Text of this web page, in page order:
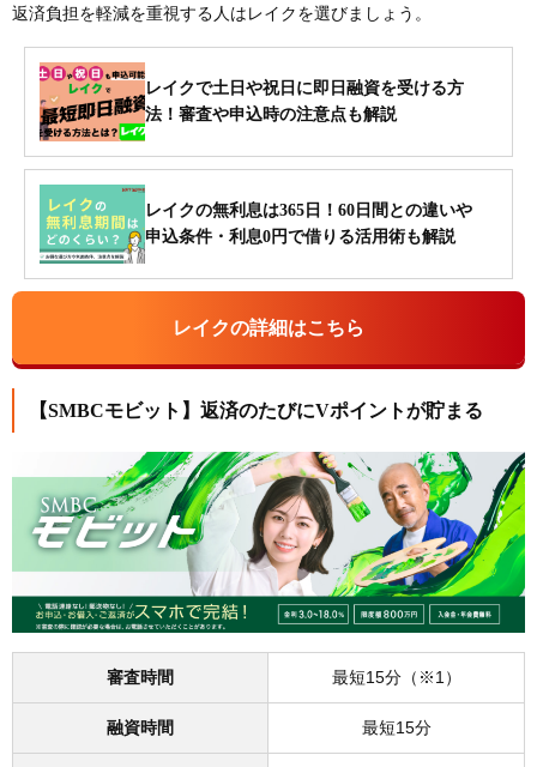
返済負担を軽減を重視する人はレイクを選びましょう。
レイクで土日や祝日に即日融資を受ける方
法！審査や申込時の注意点も解説
レイクの無利息は365日！60日間との違いや
申込条件・利息0円で借りる活用術も解説
レイクの詳細はこちら
【SMBCモビット】返済のたびにVポイントが貯まる
審査時間 最短15分（※1）
融資時間 最短15分